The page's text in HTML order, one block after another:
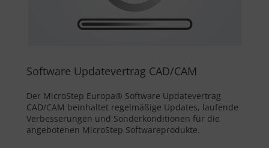
Software Updatevertrag CAD/CAM
Der MicroStep Europa® Software Updatevertrag
CAD/CAM beinhaltet regelmäßige Updates, laufende
Verbesserungen und Sonderkonditionen für die
angebotenen MicroStep Softwareprodukte.